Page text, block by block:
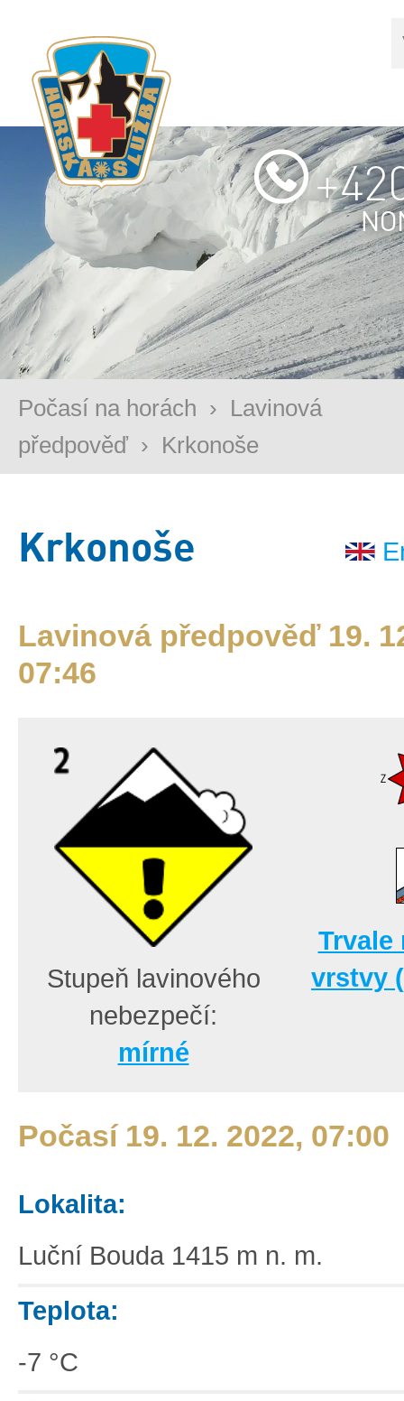
Počasí na horách › Lavinová
předpověď › Krkonoše
Krkonoše
Lavinová předpověď 19.
07:46
Stupeň lavinového
nebezpečí:
mírné
Trvale
vrstvy
Počasí 19. 12. 2022, 07:00
Lokalita:
Luční Bouda 1415 m n. m.
Teplota:
-7 °C